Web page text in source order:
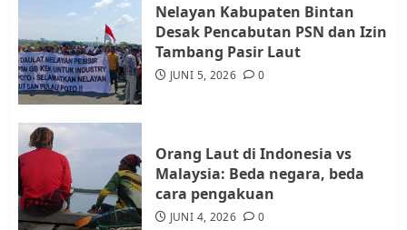
4
Warga Rempang Ajukan
Audiensi dengan Wali Kota
Tim Advokasi Desak BP Batam
Berhenti Merampas Tanah
Nelayan Kabupaten Bintan
Desak Pencabutan PSN dan Izin
Tambang Pasir Laut
JUNI 5, 2026 0
Orang Laut di Indonesia vs
Malaysia: Beda negara, beda
cara pengakuan
JUNI 4, 2026 0